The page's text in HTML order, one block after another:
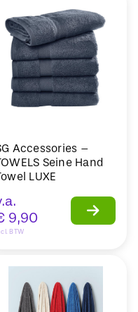
Accessories –
Seine Hand
LUXE
9,90
BTW